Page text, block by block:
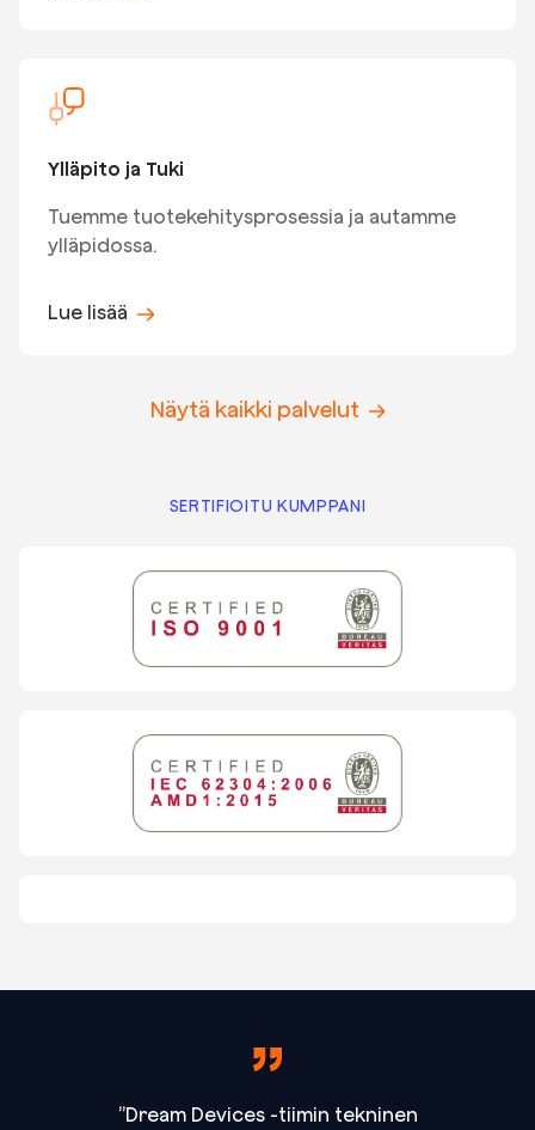
Ylläpito ja Tuki
Tuemme tuotekehitysprosessia ja autamme
ylläpidossa.
Lue lisää
Näytä kaikki palvelut
SERTIFIOITU KUMPPANI
”Dream Devices -tiimin tekninen